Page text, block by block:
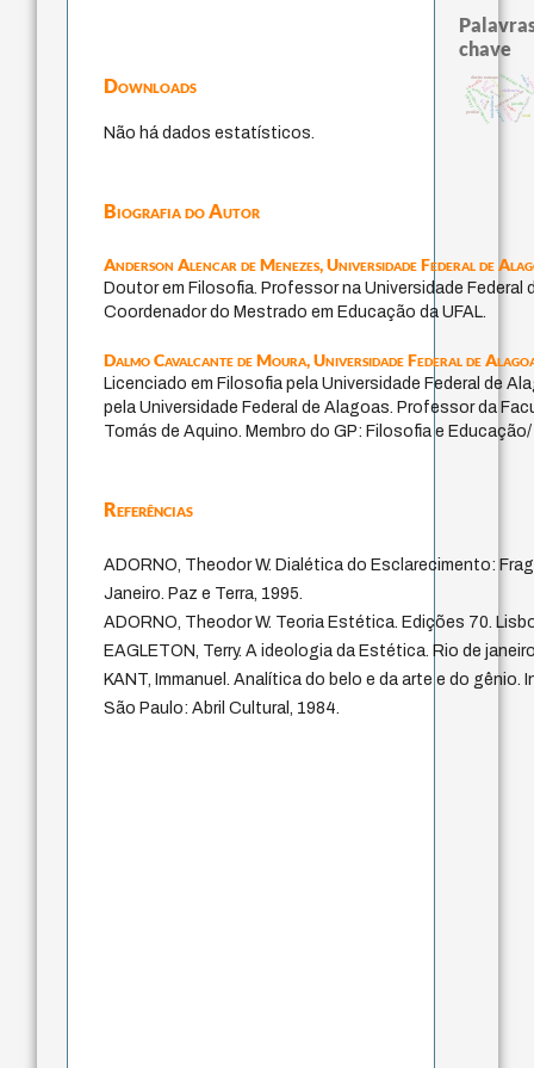
Downloads
Não há dados estatísticos.
Biografia do Autor
Anderson Alencar de Menezes,Universidade Federal de
Doutor em Filosofia. Professor na Universidade Federal
Coordenador do Mestrado em Educação da UFAL.
Dalmo Cavalcante de Moura,Universidade Federal de
Licenciado em Filosofia pela Universidade Federal de
pela Universidade Federal de Alagoas. Professor da
Tomás de Aquino. Membro do GP: Filosofia e
Referências
ADORNO, Theodor W. Dialética do Esclarecimento:
Janeiro. Paz e Terra, 1995.
ADORNO, Theodor W. Teoria Estética. Edições 70.
EAGLETON, Terry. A ideologia da Estética. Rio de
KANT, Immanuel. Analítica do belo e da arte e do gênio.
São Paulo: Abril Cultural, 1984.
chave
fundamentalismo
jacobi
protágoras
experiência temporalgénero
idadeintolerância
identidade
homem-medida
j.c.m. neto
palavra
perdón
leyes
violencia
logos
direito romano
lei
desejo
sacrifício
bataille
mind
therapy
animais